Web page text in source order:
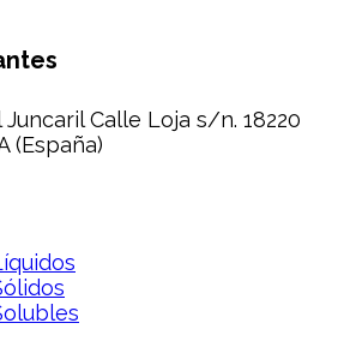
Calle Loja s/n. 18220
(España)